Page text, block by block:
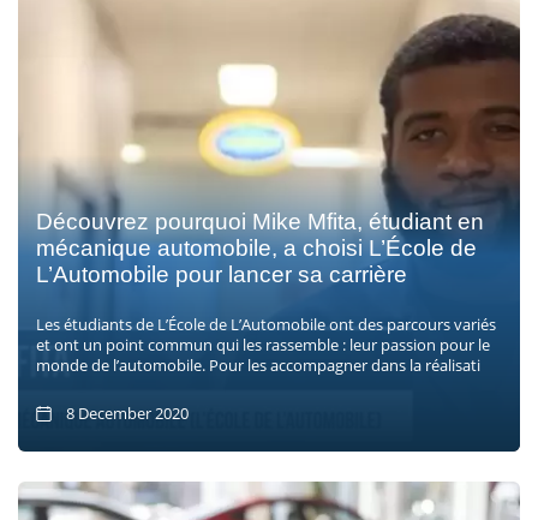
Découvrez pourquoi Mike Mfita, étudiant en
mécanique automobile, a choisi L’École de
L’Automobile pour lancer sa carrière
Les étudiants de L’École de L’Automobile ont des parcours variés
et ont un point commun qui les rassemble : leur passion pour le
monde de l’automobile. Pour les accompagner dans la réalisati
8 December 2020